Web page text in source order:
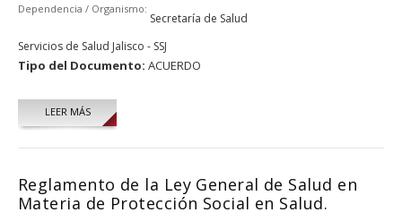
Dependencia / Organismo:
Secretaría de Salud
Servicios de Salud Jalisco - SSJ
Tipo del Documento: ACUERDO
LEER MÁS
Reglamento de la Ley General de Salud en
Materia de Protección Social en Salud.